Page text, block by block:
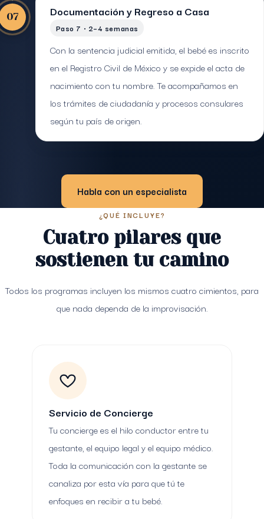
07 Documentación y Regreso a Casa
Paso 7 · 2–4 semanas
Con la sentencia judicial emitida, el bebé es inscrito
en el Registro Civil de México y se expide el acta de
nacimiento con tu nombre. Te acompañamos en
los trámites de ciudadanía y procesos consulares
según tu país de origen.
Habla con un especialista
¿QUÉ INCLUYE?
Cuatro pilares que
sostienen tu camino
Todos los programas incluyen los mismos cuatro cimientos, para
que nada dependa de la improvisación.
Servicio de Concierge
Tu concierge es el hilo conductor entre tu
gestante, el equipo legal y el equipo médico.
Toda la comunicación con la gestante se
canaliza por esta vía para que tú te
enfoques en recibir a tu bebé.